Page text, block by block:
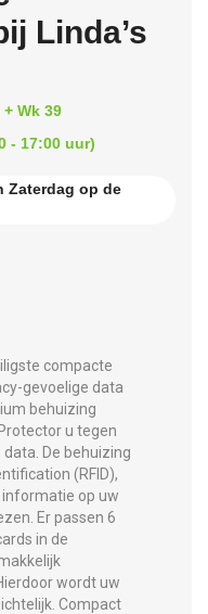
Linda’s
Wk 39
- 17:00 uur)
Zaterdag op de
compacte
gevoelige data
behuizing
u tegen
De behuizing
(RFID),
op uw
Er passen 6
in de
wordt uw
Compact